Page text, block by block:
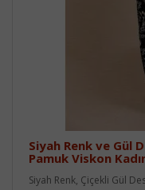
Siyah Renk ve Gül
Pamuk Viskon
Siyah Renk, Çiçekli Gül